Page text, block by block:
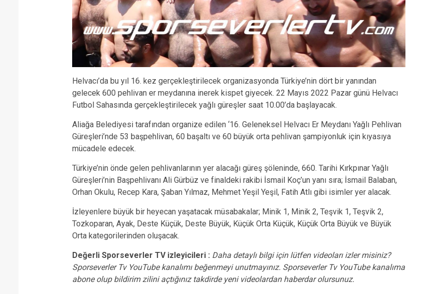
Helvacı’da bu yıl 16. kez gerçekleştirilecek organizasyonda Türkiye’nin dört bir yanından
gelecek 600 pehlivan er meydanına inerek kispet giyecek. 22 Mayıs 2022 Pazar günü Helvacı
Futbol Sahasında gerçekleştirilecek yağlı güreşler saat 10.00’da başlayacak.
Aliağa Belediyesi tarafından organize edilen ‘16. Geleneksel Helvacı Er Meydanı Yağlı Pehlivan
Güreşleri’nde 53 başpehlivan, 60 başaltı ve 60 büyük orta pehlivan şampiyonluk için kıyasıya
mücadele edecek.
Türkiye’nin önde gelen pehlivanlarının yer alacağı güreş şöleninde, 660. Tarihi Kırkpınar Yağlı
Güreşleri’nin Başpehlivanı Ali Gürbüz ve finaldeki rakibi İsmail Koç’un yanı sıra; İsmail Balaban,
Orhan Okulu, Recep Kara, Şaban Yılmaz, Mehmet Yeşil Yeşil, Fatih Atlı gibi isimler yer alacak.
İzleyenlere büyük bir heyecan yaşatacak müsabakalar; Minik 1, Minik 2, Teşvik 1, Teşvik 2,
Tozkoparan, Ayak, Deste Küçük, Deste Büyük, Küçük Orta Küçük, Küçük Orta Büyük ve Büyük
Orta kategorilerinden oluşacak.
Değerli Sporseverler TV izleyicileri : Daha detaylı bilgi için lütfen videoları izler misiniz?
Sporseverler Tv YouTube kanalımı beğenmeyi unutmayınız. Sporseverler Tv YouTube kanalıma
abone olup bildirim zilini açtığınız takdirde yeni videolardan haberdar olursunuz.